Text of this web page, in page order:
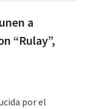
a
“Rulay”,
por el